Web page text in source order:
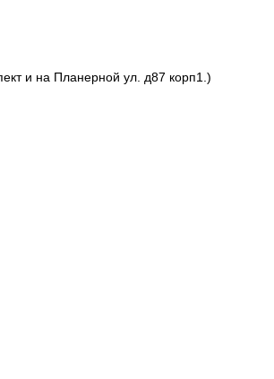
и на Планерной ул. д87 корп1.)